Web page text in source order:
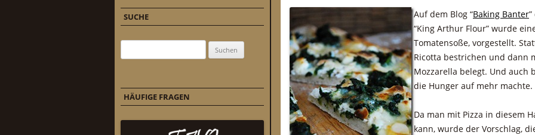
Auf dem Blog “Baking Banter
“King Arthur Flour” wurde
Tomatensoße, vorgestellt.
Ricotta bestrichen und dann
Mozzarella belegt. Und auch
die Hunger auf mehr machte.
Da man mit Pizza in diesem
kann, wurde der Vorschlag,
SUCHE
HÄUFIGE FRAGEN